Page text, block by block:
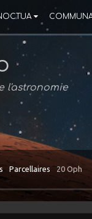
l'astronomie
Parcellaires 20 Oph